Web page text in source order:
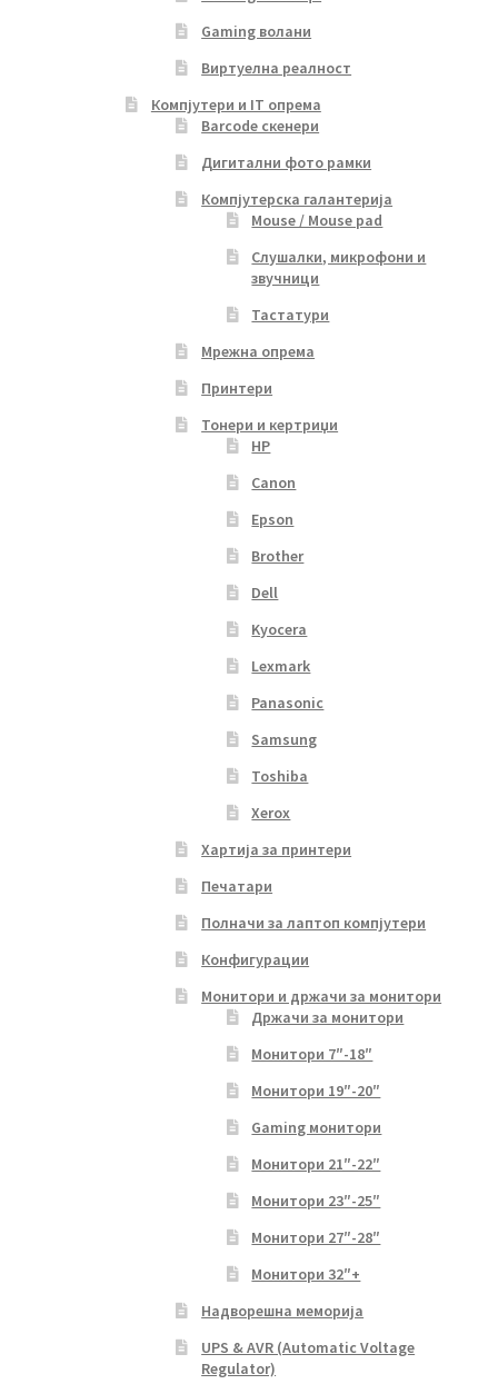
Gaming волани
Виртуелна реалност
Компјутери и IT опрема
Barcode скенери
Дигитални фото рамки
Компјутерска галантерија
Mouse / Mouse pad
Слушалки, микрофони и
звучници
Тастатури
Мрежна опрема
Принтери
Тонери и кертриџи
HP
Canon
Epson
Brother
Dell
Kyocera
Lexmark
Panasonic
Samsung
Toshiba
Xerox
Хартија за принтери
Печатари
Полначи за лаптоп компјутери
Конфигурации
Монитори и држачи за монитори
Држачи за монитори
Монитори 7″-18″
Монитори 19″-20″
Gaming монитори
Монитори 21″-22″
Монитори 23″-25″
Монитори 27″-28″
Монитори 32″+
Надворешна меморија
UPS & AVR (Automatic Voltage
Regulator)